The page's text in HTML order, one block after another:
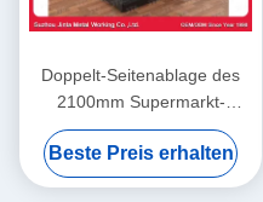
Doppelt-Seitenablage des
2100mm Supermarkt-
Anzeigen-Fach-ISO9001
Beste Preis erhalten